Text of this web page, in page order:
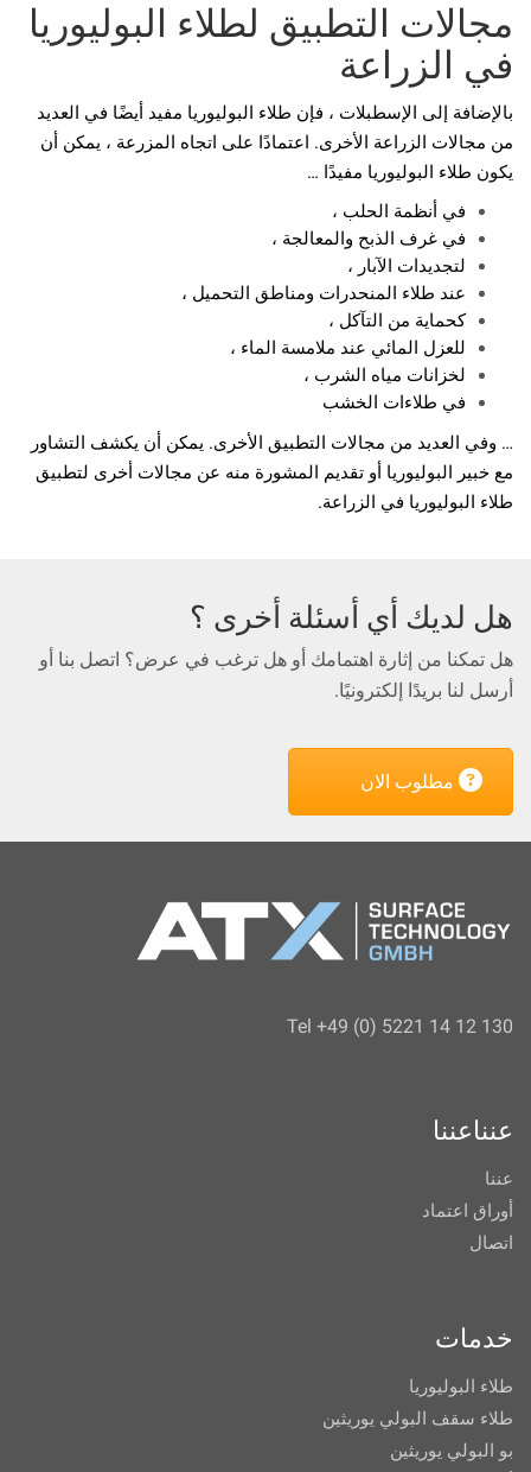
مجالات التطبيق لطلاء البوليوريا
في الزراعة
بالإضافة إلى الإسطبلات ، فإن طلاء البوليوريا مفيد أيضًا في العديد
من مجالات الزراعة الأخرى. اعتمادًا على اتجاه المزرعة ، يمكن أن
يكون طلاء البوليوريا مفيدًا …
في أنظمة الحلب ،
في غرف الذبح والمعالجة ،
لتجديدات الآبار ،
عند طلاء المنحدرات ومناطق التحميل ،
كحماية من التآكل ،
للعزل المائي عند ملامسة الماء ،
لخزانات مياه الشرب ،
في طلاءات الخشب
… وفي العديد من مجالات التطبيق الأخرى. يمكن أن يكشف التشاور
مع خبير البوليوريا أو تقديم المشورة منه عن مجالات أخرى لتطبيق
طلاء البوليوريا في الزراعة.
هل لديك أي أسئلة أخرى ؟
هل تمكنا من إثارة اهتمامك أو هل ترغب في عرض؟ اتصل بنا أو
أرسل لنا بريدًا إلكترونيًا.
مطلوب الان
Tel +49 (0) 5221 14 12 130
عنناعننا
عننا
أوراق اعتماد
اتصال
خدمات
طلاء البوليوريا
طلاء سقف البولي يوريثين
بو البولي يوريثين